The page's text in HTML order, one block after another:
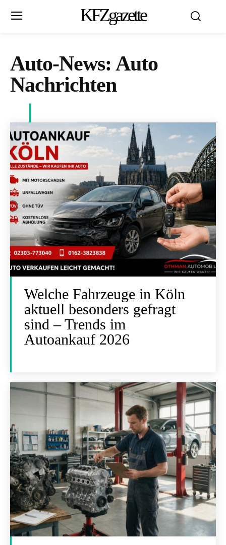
KFZgazette
Auto-News: Auto
Nachrichten
Welche Fahrzeuge in Köln
aktuell besonders gefragt
sind – Trends im
Autoankauf 2026